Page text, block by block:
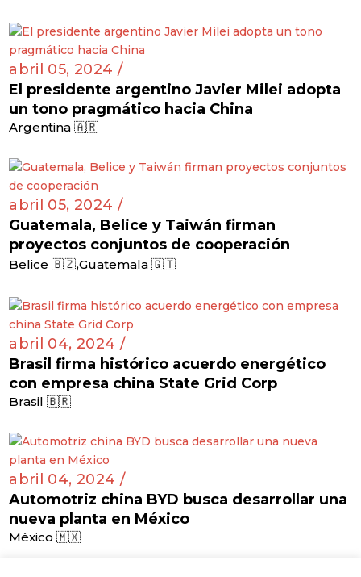
abril 05, 2024 /
El presidente argentino Javier Milei adopta
un tono pragmático hacia China
Argentina 🇦🇷
abril 05, 2024 /
Guatemala, Belice y Taiwán firman
proyectos conjuntos de cooperación
Belice 🇧🇿,Guatemala 🇬🇹
abril 04, 2024 /
Brasil firma histórico acuerdo energético
con empresa china State Grid Corp
Brasil 🇧🇷
abril 04, 2024 /
Automotriz china BYD busca desarrollar una
nueva planta en México
México 🇲🇽